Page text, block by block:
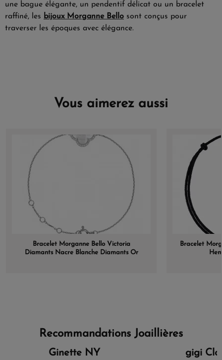
une bague élégante, un pendentif délicat ou un bracelet
raffiné, les bijoux Morganne Bello sont conçus pour
traverser les époques avec élégance.
Vous aimerez aussi
Bracelet Morganne Bello Victoria
Diamants Nacre Blanche Diamants Or
Bracelet
Recommandations Joaillières
Ginette NY gigi